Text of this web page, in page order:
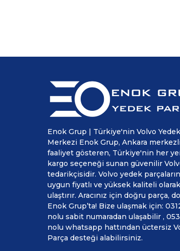
Enok Grup | Türkiye'nin Volvo
Merkezi Enok Grup, Ankara
faaliyet gösteren, Türkiye'nin her
kargo seçeneği sunan güvenilir
tedarikçisidir. Volvo yedek
uygun fiyatlı ve yüksek kaliteli
ulaştırır. Aracınız için doğru parça,
Enok Grup’ta! Bize ulaşmak için:
nolu sabit numaradan ulaşabilir ,
nolu whatsapp hattından üctersiz
Parça desteği alabilirsiniz.